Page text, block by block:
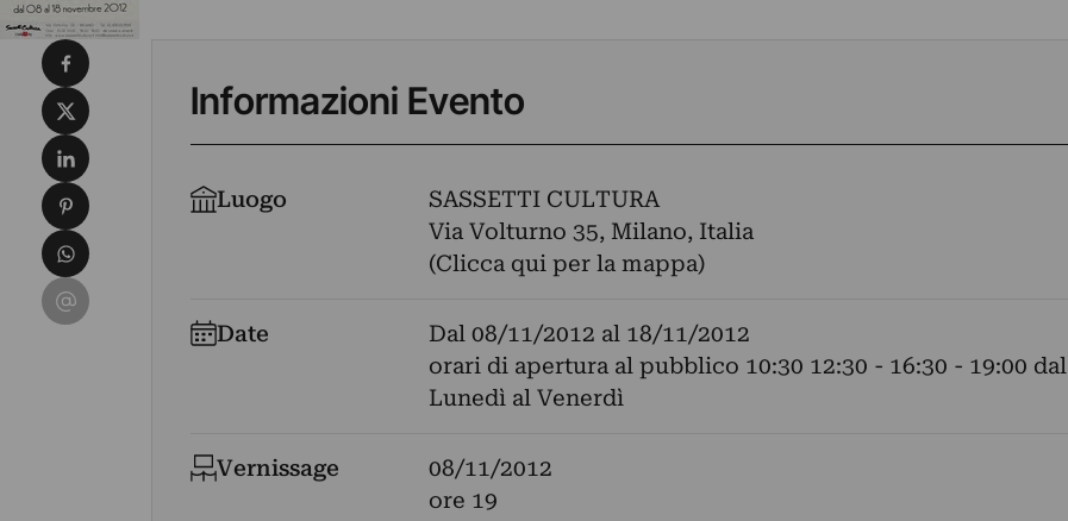
Informazioni Evento
Luogo
SASSETTI CULTURA
Via Volturno 35, Milano, Italia
(Clicca qui per la mappa)
Date Dal 08/11/2012 al 18/11/2012
orari di apertura al pubblico 10:30 12:30 - 16:30 - 19:00 dal
Lunedì al Venerdì
Vernissage
08/11/2012
ore 19
Condividi su Facebook
Condividi su X
Condividi su LinkedIn
Condividi su Pinterest
Condividi su WhatsApp
Condividi su Email